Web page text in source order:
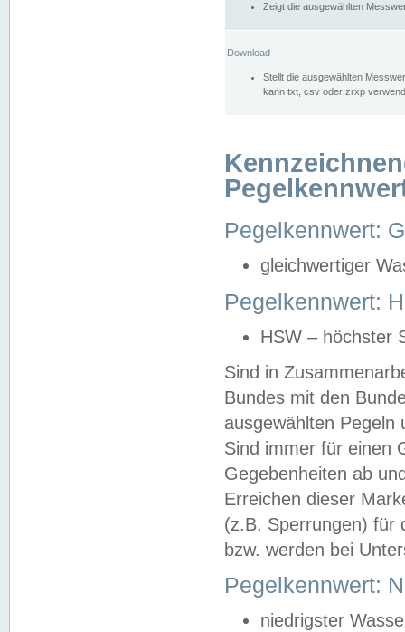
Zeigt die ausgewählten
Download
Stellt die ausgewählten
kann txt, csv oder zrxp
Pegelkennwert:
gleichwertiger
Pegelkennwert:
HSW – höchster
Sind in
Bundes mit den
ausgewählten
Sind immer für einen
Gegebenheiten ab
Erreichen dieser
(z.B. Sperrungen) für
bzw. werden bei
Pegelkennwert:
niedrigster